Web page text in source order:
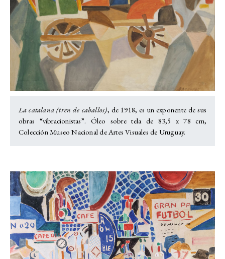
La catalana (tren de caballos), de 1918, es un exponente de sus
obras “vibracionistas”. Óleo sobre tela de 83,5 x 78 cm,
Colección Museo Nacional de Artes Visuales de Uruguay.